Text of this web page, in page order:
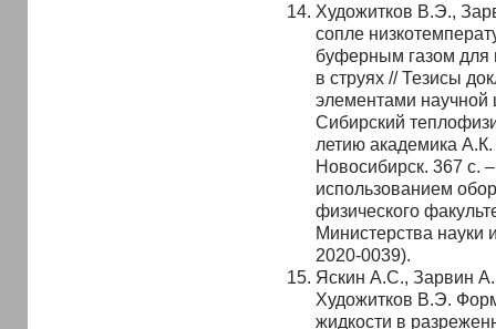
Художитков В.Э.,
сопле
буферным газом для
в струях // Тезисы
элементами
Сибирский
летию академика А.К.
Новосибирск. 367 с.
использованием
физического
Министерства
2020-0039).
Яскин А.С., Зарвин
Художитков В.Э.
жидкости в